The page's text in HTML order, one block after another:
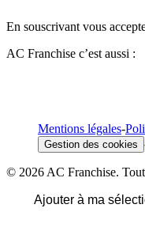
En souscrivant vous
AC Franchise c’est aussi :
Mentions légales-
Gestion des cookies
© 2026 AC Franchise.
Ajouter à ma